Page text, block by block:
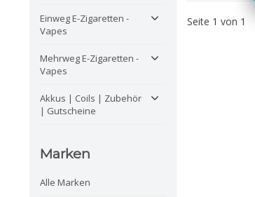
Einweg E-Zigaretten -
Vapes
Mehrweg E-Zigaretten -
Vapes
Akkus | Coils | Zubehör
| Gutscheine
Marken
Alle Marken
Seite 1 von 1